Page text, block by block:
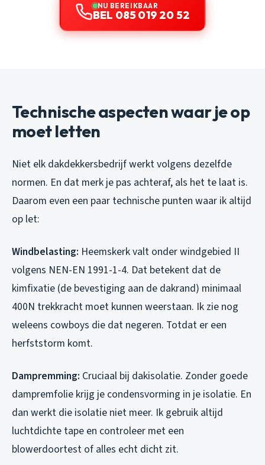
NU BEREIKBAAR
BEL 085 019 20 52
Technische aspecten waar je op
moet letten
Niet elk dakdekkersbedrijf werkt volgens dezelfde
normen. En dat merk je pas achteraf, als het te laat is.
Daarom even een paar technische punten waar ik altijd
op let:
Windbelasting: Heemskerk valt onder windgebied II
volgens NEN-EN 1991-1-4. Dat betekent dat de
kimfixatie (de bevestiging aan de dakrand) minimaal
400N trekkracht moet kunnen weerstaan. Ik zie nog
weleens cowboys die dat negeren. Totdat er een
herfststorm komt.
Dampremming: Cruciaal bij dakisolatie. Zonder goede
dampremfolie krijg je condensvorming in je isolatie. En
dan werkt die isolatie niet meer. Ik gebruik altijd
luchtdichte tape en controleer met een
blowerdoortest of alles echt dicht zit.